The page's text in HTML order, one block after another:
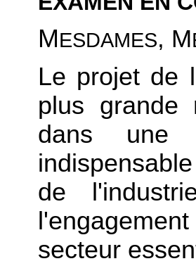
MESDAMES, M
Le projet de
plus grande
dans une
de
secteur